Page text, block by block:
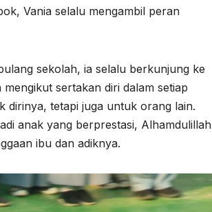
Vania selalu mengambil peran
sekolah, ia selalu berkunjung ke
sertakan diri dalam setiap
dirinya, tetapi juga untuk orang lain.
anak yang berprestasi, Alhamdulillah
ibu dan adiknya.